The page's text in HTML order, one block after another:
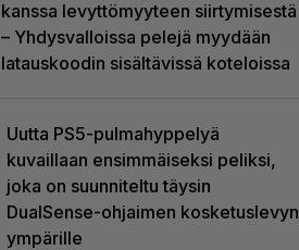
kanssa levyttömyyteen siirtymisestä
– Yhdysvalloissa pelejä myydään
latauskoodin sisältävissä koteloissa
Uutta PS5-pulmahyppelyä
kuvaillaan ensimmäiseksi peliksi,
joka on suunniteltu täysin
DualSense-ohjaimen kosketuslevyn
ympärille